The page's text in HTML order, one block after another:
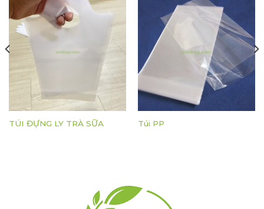
TÚI ĐỰNG LY TRÀ SỮA Túi PP